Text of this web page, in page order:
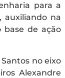
para a
auxiliando na
base de ação
no eixo
Alexandre